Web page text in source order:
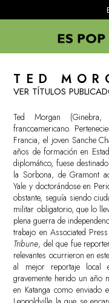
TED
Ted Morgan
francoamericano.
Francia, el joven Sanche
años de formación en
diplomático, fuese
la Sorbona, de Gramont
Yale y doctorándose en
obstante, seguía siendo
militar obligatorio, que lo
plena guerra de
trabajo en Associated
Tribune, del que fue
relevantes ocurrieron en
al mejor reportaje local
gravemente herido un año
en Katanga como enviado
VER TÍTULOS